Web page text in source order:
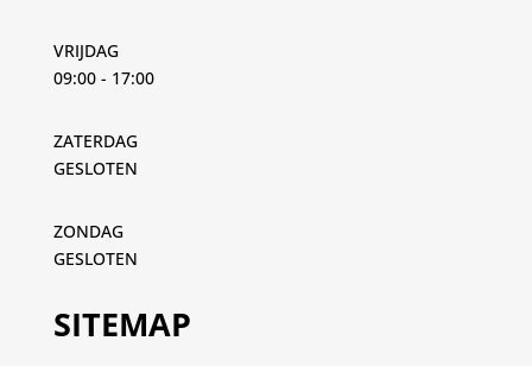
VRIJDAG
09:00 - 17:00
ZATERDAG
GESLOTEN
ZONDAG
GESLOTEN
SITEMAP